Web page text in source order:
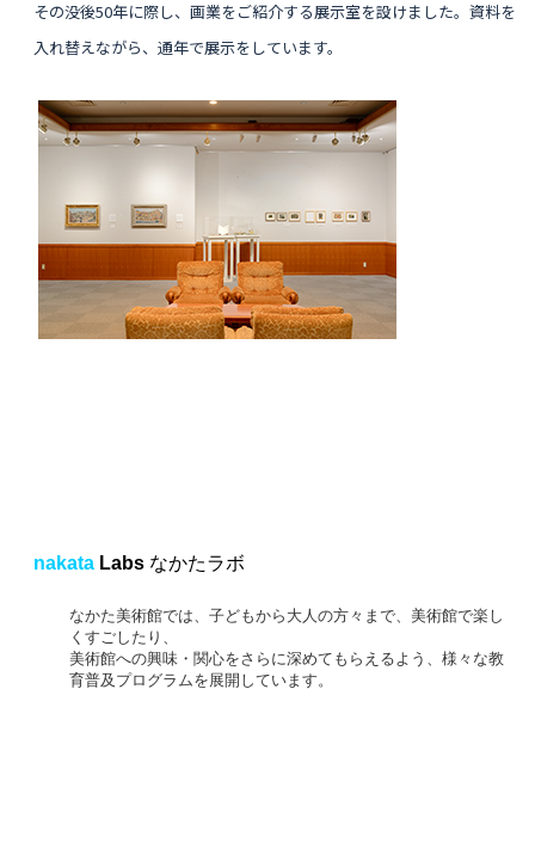
その没後50年に際し、画業をご紹介する展示室を設けました。資料を
入れ替えながら、通年で展示をしています。
nakata Labs なかたラボ
なかた美術館では、子どもから大人の方々まで、美術館で楽し
くすごしたり、
美術館への興味・関心をさらに深めてもらえるよう、様々な教
育普及プログラムを展開しています。